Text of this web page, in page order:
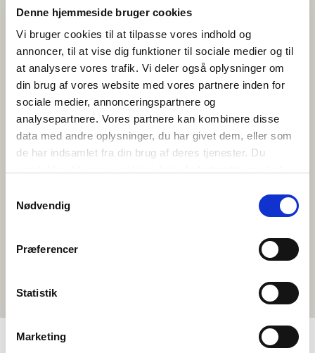
Denne hjemmeside bruger cookies
Vi bruger cookies til at tilpasse vores indhold og
annoncer, til at vise dig funktioner til sociale medier og til
at analysere vores trafik. Vi deler også oplysninger om
din brug af vores website med vores partnere inden for
sociale medier, annonceringspartnere og
analysepartnere. Vores partnere kan kombinere disse
data med andre oplysninger, du har givet dem, eller som
de har indsamlet fra din brug af deres tjenester. Du
Nødvendig
Præferencer
Statistik
Marketing
vores: Giv ungdomsuddannelserne et nordisk
perspektiv!(2026) red. Mischa Sloth Carlsen,
Nicolai Rekve Eriksen, Bergur Rønne Moberg,
Guro Skårdal Nygård og Ane Qvortrup
Utforsk de over100 nye
undervisningsmaterialene fra NordUng
Les mer om NordUng-prosjektetved
Københavns Universitet
NordUng er finansiert av A.P. Møller og Hustru Chastine Mc-Kinney